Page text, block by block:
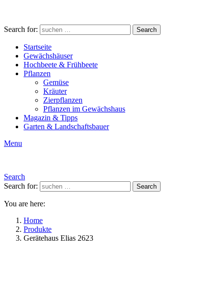
Search for: Search
Startseite
Gewächshäuser
Hochbeete & Frühbeete
Pflanzen
Gemüse
Kräuter
Zierpflanzen
Pflanzen im Gewächshaus
Magazin & Tipps
Garten & Landschaftsbauer
Menu
Search
Search for:
Search
You are here:
Home
Produkte
Gerätehaus Elias 2623